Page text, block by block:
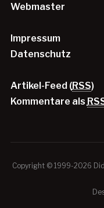
Webmaster
Impressum
Datenschutz
Artikel-Feed (RSS)
Kommentare als
Copyright © 1999-2026